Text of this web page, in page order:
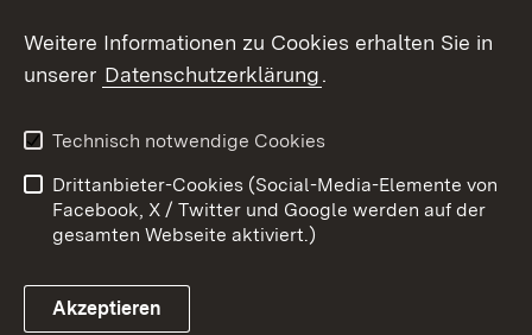
Link zum Landesportal
Kontakt
Datenschutz
Barrierefreiheit
Impressum
Cookies
Weitere Informationen zu Cookies erhalten Sie in
unserer Datenschutzerklärung.
Technisch notwendige Cookies
Drittanbieter-Cookies (Social-Media-Elemente von
Facebook, X / Twitter und Google werden auf der
gesamten Webseite aktiviert.)
Akzeptieren